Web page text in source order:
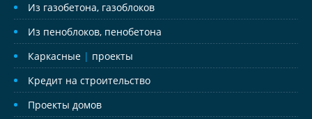
Из газобетона, газоблоков
Из пеноблоков, пенобетона
Каркасные | проекты
Кредит на строительство
Проекты домов